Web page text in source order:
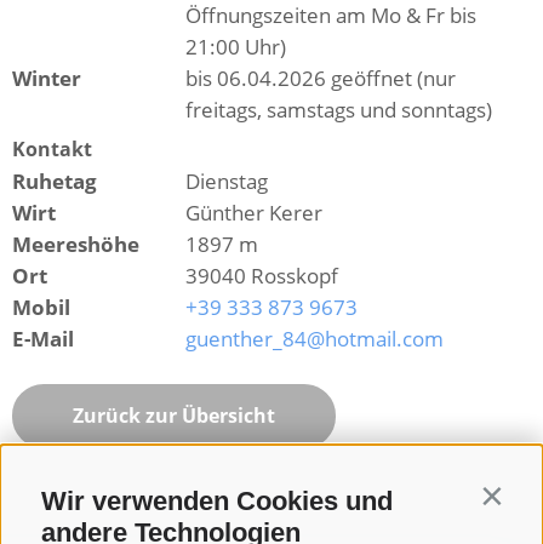
Wir verwenden Cookies und
andere Technologien
Öffnungszeiten am Mo & Fr bis
21:00 Uhr)
Winter
bis 06.04.2026 geöffnet (nur
freitags, samstags und sonntags)
Kontakt
Ruhetag
Dienstag
Wirt
Günther Kerer
Meereshöhe
1897 m
Ort
39040 Rosskopf
Mobil
+39 333 873 9673
E-Mail
guenther_84@hotmail.com
Zurück zur Übersicht